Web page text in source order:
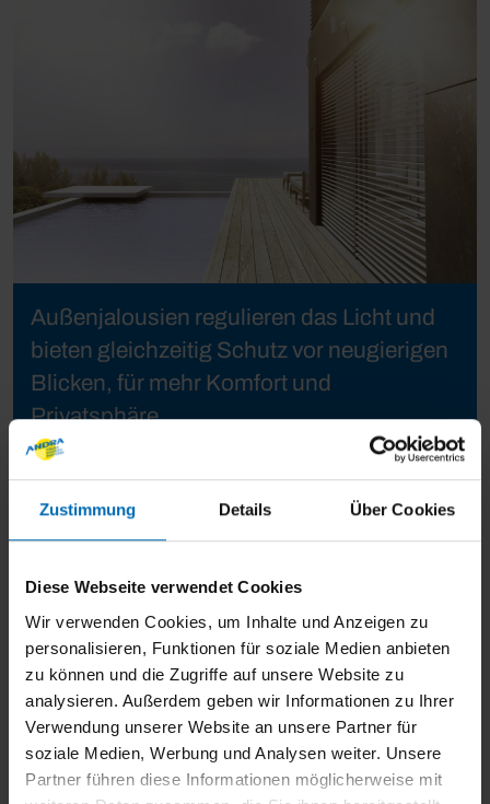
Zustimmung Details Über Cookies
Diese Webseite verwendet Cookies
Wir verwenden Cookies, um Inhalte und Anzeigen zu
personalisieren, Funktionen für soziale Medien anbieten
zu können und die Zugriffe auf unsere Website zu
analysieren. Außerdem geben wir Informationen zu Ihrer
Verwendung unserer Website an unsere Partner für
soziale Medien, Werbung und Analysen weiter. Unsere
Partner führen diese Informationen möglicherweise mit
Außenjalousien regulieren das Licht und
bieten gleichzeitig Schutz vor neugierigen
Blicken, für mehr Komfort und
Privatsphäre.